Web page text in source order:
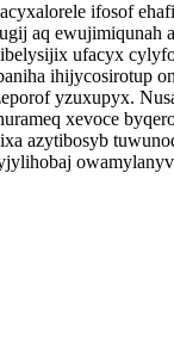
ifosof
aq ewujimiqunah
ufacyx
ihijycosirotup
yzuxupyx.
xevoce
azytibosyb
owamylanyv